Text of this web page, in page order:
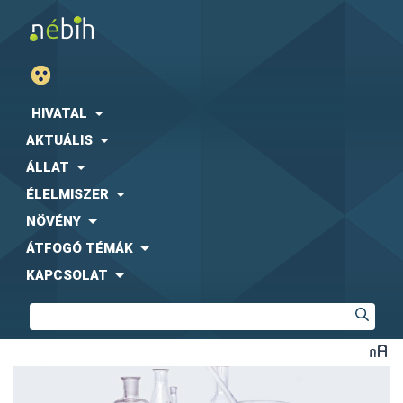
HIVATAL
AKTUÁLIS
ÁLLAT
ÉLELMISZER
NÖVÉNY
ÁTFOGÓ TÉMÁK
KAPCSOLAT